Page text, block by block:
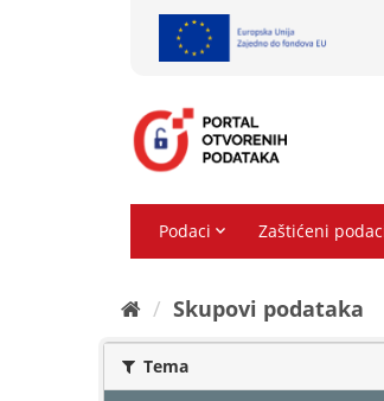
Skupovi podаtаkа
Tema